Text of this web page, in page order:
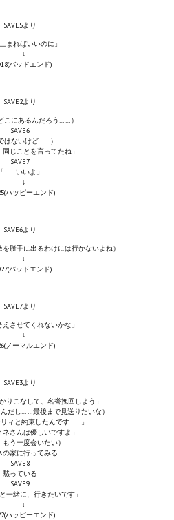
Edition
Force II
Republic 1
Republic 2
SAVE5より
まればいいのに」
↓
バッドエンド)
SAVE2より
こにあるんだろう……）
SAVE6
はないけど……）
同じことを言ってたね」
SAVE7
「……いいよ」
↓
ハッピーエンド)
SAVE6より
を勝手に出るわけには行かないよね）
↓
バッドエンド)
SAVE7より
えさせてくれないかな」
↓
ノーマルエンド)
SAVE3より
りこなして、名誉挽回しよう」
んだし……最後まで見送りたいな）
リィと約束したんです……」
ネさんは優しいですよ」
もう一度会いたい）
の家に行ってみる
SAVE8
黙っている
SAVE9
一緒に、行きたいです」
↓
ハッピーエンド)